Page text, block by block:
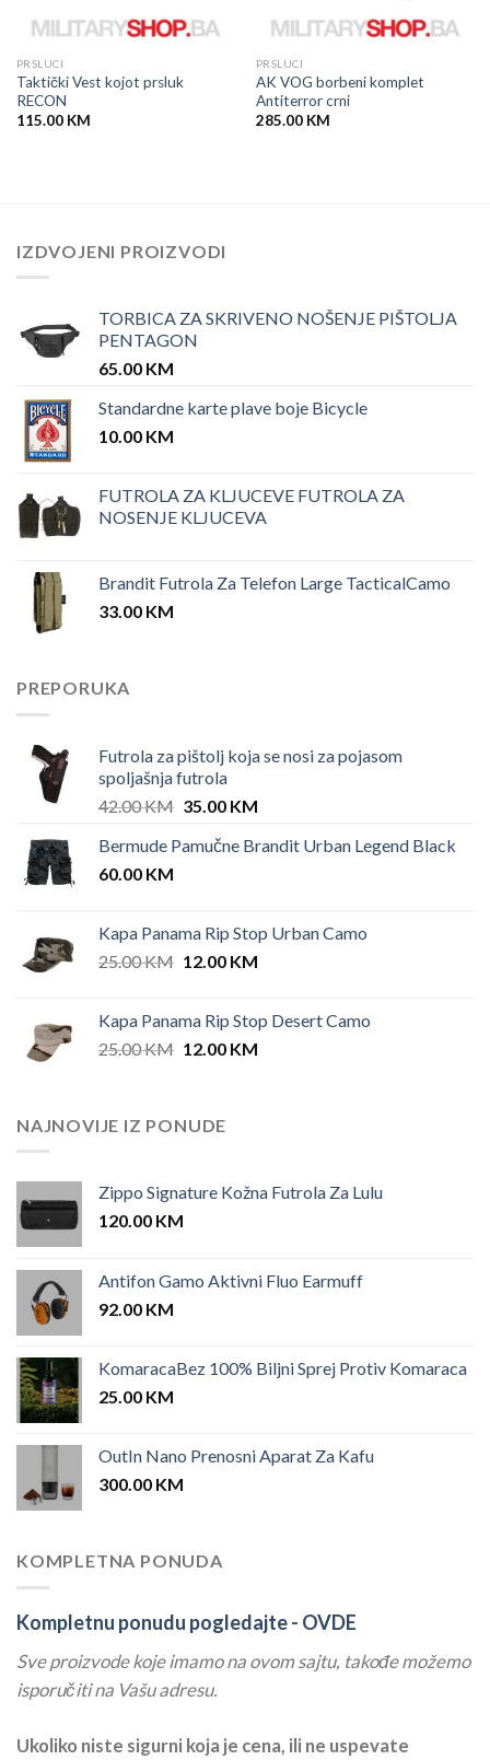
PRSLUCI
Taktički Vest kojot prsluk
RECON
115.00 KM
PRSLUCI
AK VOG borbeni komplet
Antiterror crni
285.00 KM
IZDVOJENI PROIZVODI
TORBICA ZA SKRIVENO NOŠENJE PIŠTOLJA
PENTAGON
65.00 KM
Standardne karte plave boje Bicycle
10.00 KM
FUTROLA ZA KLJUCEVE FUTROLA ZA
NOSENJE KLJUCEVA
Brandit Futrola Za Telefon Large TacticalCamo
33.00 KM
PREPORUKA
Futrola za pištolj koja se nosi za pojasom
spoljašnja futrola
42.00KM Original
was:
35.00 KMCurrent
is:
Bermude Pamučne Brandit Urban Legend Black
60.00 KM
Kapa Panama Rip Stop Urban Camo
25.00KM Original
25.00 KM.
12.00 KMCurrent
12.00 KM.
Kapa Panama Rip Stop Desert Camo
25.00KM Original
25.00 KM.
12.00 KMCurrent
NAJNOVIJE IZ PONUDE
Zippo Signature Kožna Futrola Za Lulu
120.00 KM
Antifon Gamo Aktivni Fluo Earmuff
92.00 KM
KomaracaBez 100% Biljni Sprej Protiv Komaraca
25.00 KM
OutIn Nano Prenosni Aparat Za Kafu
300.00 KM
KOMPLETNA PONUDA
Kompletnu ponudu pogledajte - OVDE
Sve proizvode koje imamo na ovom sajtu, takođe možemo
isporučiti na Vašu adresu.
Ukoliko niste sigurni koja je cena, ili ne uspevate